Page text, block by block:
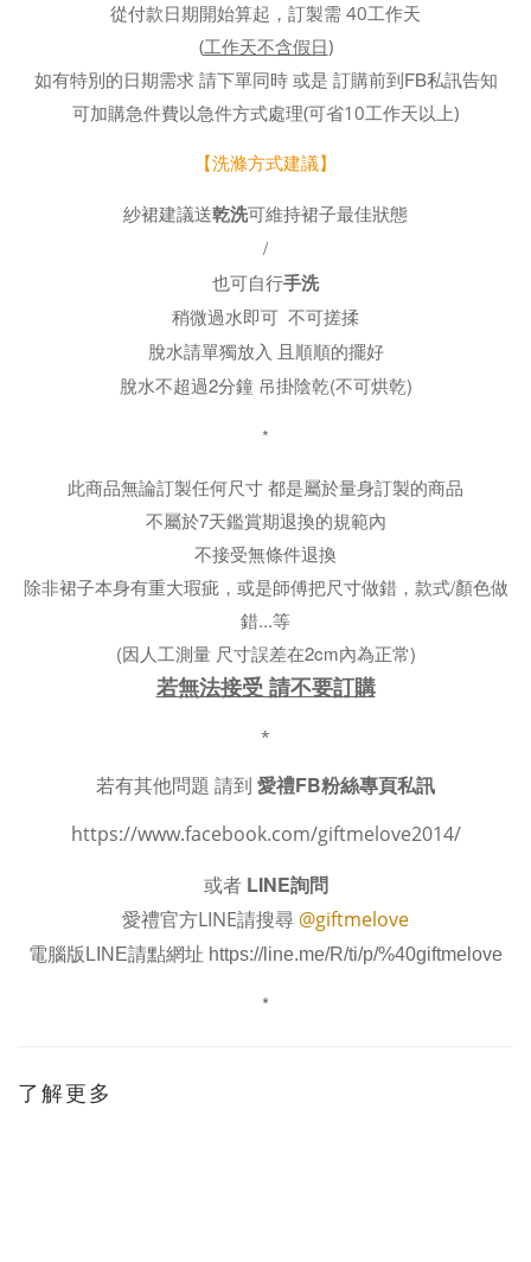
從付款日期開始算起，訂製需 40工作天
(工作天不含假日)
如有特別的日期需求 請下單同時 或是 訂購前到FB私訊告知
可加購急件費以急件方式處理(可省10工作天以上)
【洗滌方式建議】
紗裙建議送乾洗可維持裙子最佳狀態
/
也可自行手洗
稍微過水即可 不可搓揉
脫水請單獨放入 且順順的擺好
脫水不超過2分鐘 吊掛陰乾(不可烘乾)
*
此商品無論訂製任何尺寸 都是屬於量身訂製的商品
不屬於7天鑑賞期退換的規範內
不接受無條件退換
除非裙子本身有重大瑕疵，或是師傅把尺寸做錯，款式/顏色做
錯...等
(因人工測量 尺寸誤差在2cm內為正常)
若無法接受 請不要訂購
*
若有其他問題 請到 愛禮FB粉絲專頁私訊
https://www.facebook.com/giftmelove2014/
或者 LINE詢問
愛禮官方LINE請搜尋 @giftmelove
電腦版LINE請點網址 https://line.me/R/ti/p/%40giftmelove
*
了解更多